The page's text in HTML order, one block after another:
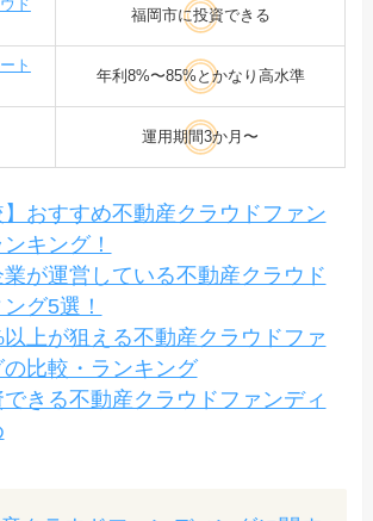
ド
福岡市に投資できる
ト
年利8%〜85%とかなり高水準
運用期間3か月〜
】おすすめ不動産クラウドファン
キング！
が運営している不動産クラウド
グ5選！
上が狙える不動産クラウドファ
比較・ランキング
きる不動産クラウドファンディ